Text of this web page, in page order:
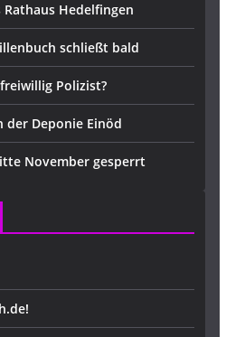
Hedelfingen
schließt bald
Polizist?
der Deponie Einöd
November gesperrt